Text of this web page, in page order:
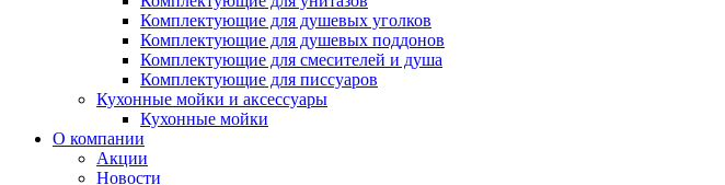
Комплектующие для душевых уголков
Комплектующие для душевых поддонов
Комплектующие для смесителей и душа
Комплектующие для писсуаров
Кухонные мойки и аксессуары
Кухонные мойки
О компании
Акции
Новости